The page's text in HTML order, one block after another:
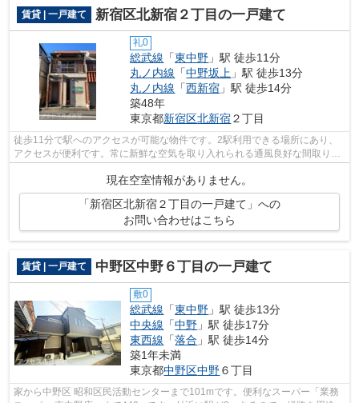
賃貸 | 一戸建て 新宿区北新宿２丁目の一戸建て
礼0
総武線 「東中野 」駅 徒歩11分
丸ノ内線 「中野坂上 」駅 徒歩13分
丸ノ内線 「西新宿 」駅 徒歩14分
築48年
東京都新宿区北新宿２丁目
徒歩11分で駅へのアクセスが可能な物件です。2駅利用できる場所にあり、
アクセスが便利です。常に新鮮な空気を取り入れられる通風良好な間取りの
現在空室情報がありません。
「新宿区北新宿２丁目の一戸建て」への
お問い合わせはこちら
賃貸 | 一戸建て 中野区中野６丁目の一戸建て
敷0
総武線 「東中野 」駅 徒歩13分
中央線 「中野 」駅 徒歩17分
東西線 「落合 」駅 徒歩14分
築1年未満
東京都中野区中野６丁目
家から中野区 昭和区民活動センターまで101mです。便利なスーパー「業務